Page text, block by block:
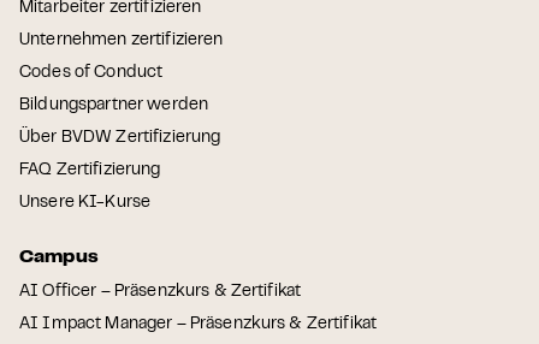
Mitarbeiter zertifizieren
Unternehmen zertifizieren
Codes of Conduct
Bildungspartner werden
Über BVDW Zertifizierung
FAQ Zertifizierung
Unsere KI-Kurse
Campus
AI Officer – Präsenzkurs & Zertifikat
AI Impact Manager – Präsenzkurs & Zertifikat